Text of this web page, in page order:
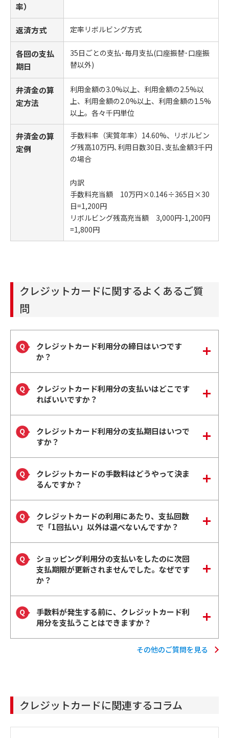
率）
返済方式 定率リボルビング方式
各回の支払
期日
35日ごとの支払･毎月支払(口座振替･口座振
替以外)
弁済金の算
定方法
利用金額の3.0%以上、利用金額の2.5%以
上、利用金額の2.0%以上、利用金額の1.5%
以上。各々千円単位
弁済金の算
定例
手数料率（実質年率）14.60%、
リボルビン
グ残高10万円､利用日数30日､支払金額3千円
の場合
内訳
手数料充当額 10万円×0.146÷365日×30
日=1,200円
リボルビング残高充当額 3,000円-1,200円
=1,800円
クレジットカードに関するよくあるご質
問
クレジットカード利用分の締日はいつです
か？
クレジットカード利用分の支払いはどこです
ればいいですか？
クレジットカード利用分の支払期日はいつで
すか？
クレジットカードの手数料はどうやって決ま
るんですか？
クレジットカードの利用にあたり、支払回数
で「1回払い」以外は選べないんですか？
ショッピング利用分の支払いをしたのに次回
支払期限が更新されませんでした。なぜです
か？
手数料が発生する前に、クレジットカード利
用分を支払うことはできますか？
その他のご質問を見る
クレジットカードに関連するコラム